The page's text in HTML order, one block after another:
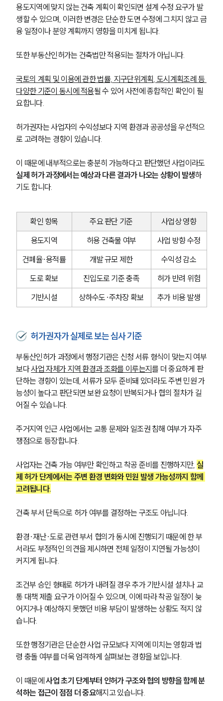
용도지역에 맞지 않는 건축 계획이 확인되면 설계 수정 요구가 발
생할 수 있으며, 이러한 변경은 단순한 도면 수정에 그치지 않고 금
융 일정이나 분양 계획까지 영향을 미치게 됩니다.
또한 부동산인허가는 건축법만 적용되는 절차가 아닙니다.
국토의 계획 및 이용에 관한 법률, 지구단위계획, 도시계획조례 등
다양한 기준이 동시에 적용될 수 있어 사전에 종합적인 확인이 필
요합니다.
허가권자는 사업자의 수익성보다 지역 환경과 공공성을 우선적으
로 고려하는 경향이 있습니다.
이 때문에 내부적으로는 충분히 가능하다고 판단했던 사업이라도
실제 허가 과정에서는 예상과 다른 결과가 나오는 상황이 발생하
기도 합니다.
확인 항목 주요 판단 기준
사업상 영향
용도지역
허용 건축물 여부
사업 방향 수정
건폐율·용적률
개발 규모 제한
수익성 감소
도로 확보
진입도로 기준 충족
허가 반려 위험
기반시설
상하수도·주차장 확보 추가 비용 발생
허가권자가 실제로 보는 심사 기준
부동산인허가 과정에서 행정기관은 신청 서류 형식이 맞는지 여부
보다 사업 자체가 지역 환경과 조화를 이루는지를 더 중요하게 판
단하는 경향이 있는데, 서류가 모두 준비돼 있더라도 주변 민원 가
능성이 높다고 판단되면 보완 요청이 반복되거나 협의 절차가 길
어질 수 있습니다.
주거지역 인근 사업에서는 교통 문제와 일조권 침해 여부가 자주
쟁점으로 등장합니다.
사업자는 건축 가능 여부만 확인하고 착공 준비를 진행하지만, 실
제 허가 단계에서는 주변 환경 변화와 민원 발생 가능성까지 함께
고려됩니다.
건축 부서 단독으로 허가 여부를 결정하는 구조도 아닙니다.
환경·재난·도로 관련 부서 협의가 동시에 진행되기 때문에 한 부
서라도 부정적인 의견을 제시하면 전체 일정이 지연될 가능성이
커지게 됩니다.
조건부 승인 형태로 허가가 내려질 경우 추가 기반시설 설치나 교
통 대책 제출 요구가 이어질 수 있으며, 이에 따라 착공 일정이 늦
어지거나 예상하지 못했던 비용 부담이 발생하는 상황도 적지 않
습니다.
또한 행정기관은 단순한 사업 규모보다 지역에 미치는 영향과 법
령 충돌 여부를 더욱 엄격하게 살펴보는 경향을 보입니다.
이 때문에 사업 초기 단계부터 인허가 구조와 협의 방향을 함께 분
석하는 접근이 점점 더 중요해지고 있습니다.